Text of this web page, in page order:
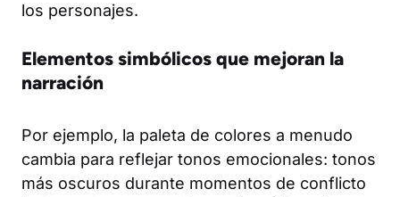
los personajes.
Elementos simbólicos que mejoran la
narración
Por ejemplo, la paleta de colores a menudo
cambia para reflejar tonos emocionales: tonos
más oscuros durante momentos de conflicto